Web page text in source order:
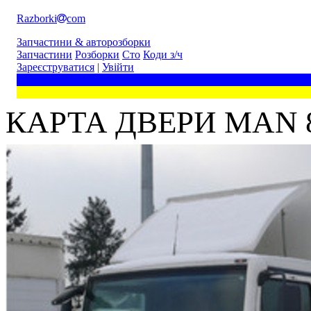
Razborki
com
Запчастини & авторозборки
Запчастини Розборки Сто Коди з/ч
Зареєструватися | Увійти
КАРТА ДВЕРИ MAN